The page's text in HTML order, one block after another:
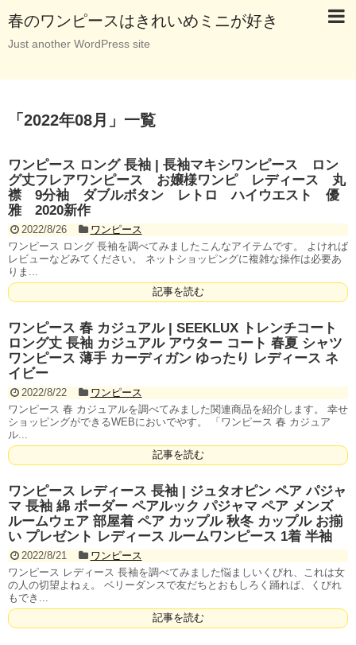
春のワンピースはきれいめミニが好き
Just another WordPress site
「 2022年08月 」 一覧
ワンピース ロング 長袖 | 長袖マキシワンピース ロン
グ丈フレアワンピース お嬢様ワンピ レディース 丸
襟 9分袖 ダブルボタン レトロ ハイウエスト 優
雅 2020新作
2022/8/26
ワンピース
ワンピース ロング 長袖を調べてみましたこんなアイテムです。 よければ
レビューなどみてください。 ネットショッピングに複雑な操作は必要あ
りま...
記事を読む
ワンピース 春 カジュアル | SEEKLUX トレンチコート
ロング丈 長袖 カジュアル アウター コート 春夏 シャツ
ワンピース 薄手 カーディガン ゆったり レディース ネ
イビー
2022/8/22
ワンピース
ワンピース 春 カジュアルを調べてみました関連商品を紹介します。 幸せ
ショッピングができるWEBにおいでやす。 「ワンピース 春 カジュア
ル...
記事を読む
ワンピース レディース 長袖 | ジュタオピン ペア パジャ
マ 長袖 綿 ボーダー ペアルック パジャマ ペア メンズ
ルームウェア 部屋着 ペア カップル 秋冬 カップル お揃
い プレゼント レディース ルームワンピース 1着 半袖
2022/8/21
ワンピース
ワンピース レディース 長袖を調べてみました悩ましいくびれ、これは女
の人の切望よねぇ。 ベリーダンスで友だちとおもしろく踊れば、くびれ
もでき...
記事を読む